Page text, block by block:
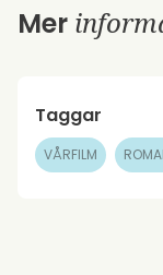
Mer
Taggar
VÅRFILM